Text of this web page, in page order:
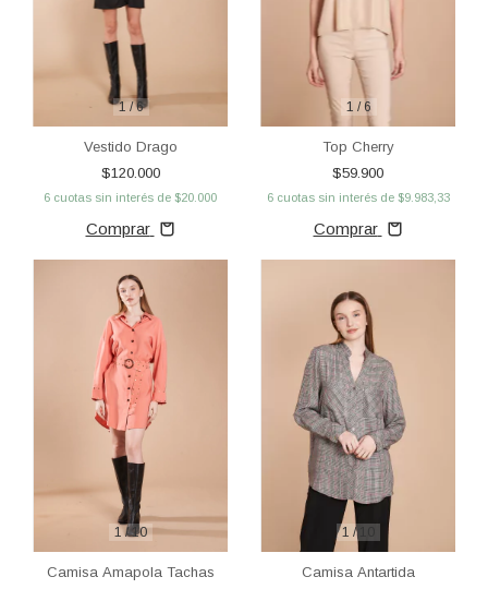
1 /6
Vestido Drago
$120.000
6 cuotas sin interés de $20.000
Comprar
1 / 6
Top Cherry
$59.900
6 cuotas sin interés de $9.983,33
Comprar
1/10
Camisa Amapola Tachas
1 /
Camisa Antartida